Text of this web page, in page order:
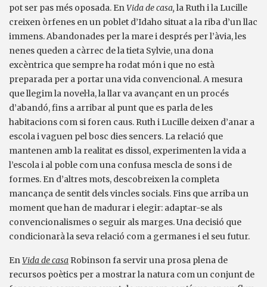
pot ser pas més oposada. En Vida de casa, la Ruth i la Lucille
creixen òrfenes en un poblet d’Idaho situat a la riba d’un llac
immens. Abandonades per la mare i després per l’àvia, les
nenes queden a càrrec de la tieta Sylvie, una dona
excèntrica que sempre ha rodat món i que no està
preparada per a portar una vida convencional. A mesura
que llegim la novel·la, la llar va avançant en un procés
d’abandó, fins a arribar al punt que es parla de les
habitacions com si foren caus. Ruth i Lucille deixen d’anar a
escola i vaguen pel bosc dies sencers. La relació que
mantenen amb la realitat es dissol, experimenten la vida a
l’escola i al poble com una confusa mescla de sons i de
formes. En d’altres mots, descobreixen la completa
mancança de sentit dels vincles socials. Fins que arriba un
moment que han de madurar i elegir: adaptar-se als
convencionalismes o seguir als marges. Una decisió que
condicionarà la seva relació com a germanes i el seu futur.
En Vida de casa Robinson fa servir una prosa plena de
recursos poètics per a mostrar la natura com un conjunt de